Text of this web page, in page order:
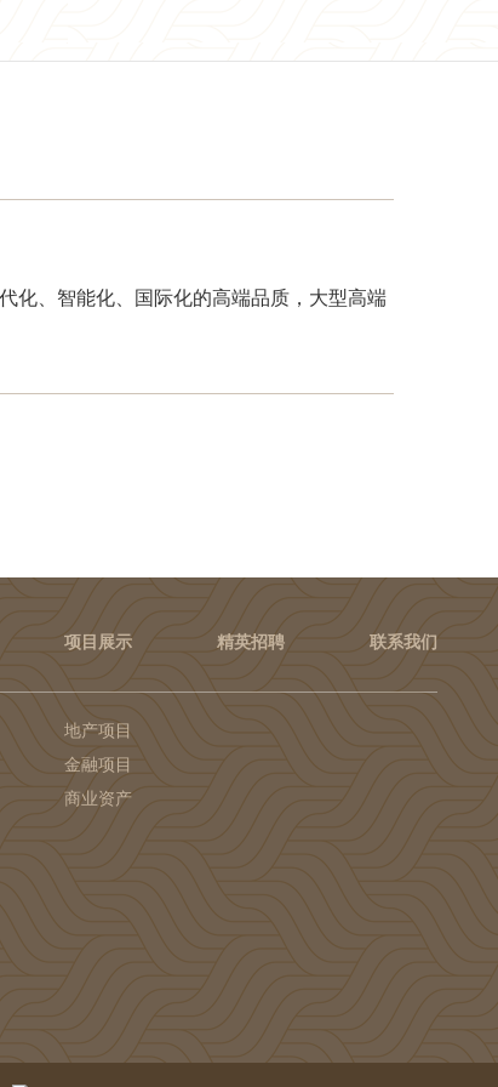
化、智能化、国际化的高端品质，大型高端
项目展示
地产项目
金融项目
商业资产
精英招聘 联系我们